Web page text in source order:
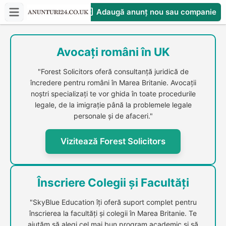
Adaugă anunț nou sau companie
CompaniesS
Avocați români în UK
"Forest Solicitors oferă consultanță juridică de
încredere pentru români în Marea Britanie. Avocații
noștri specializați te vor ghida în toate procedurile
legale, de la imigrație până la problemele legale
personale și de afaceri."
Vizitează Forest Solicitors
Înscriere Colegii și Facultăți
"SkyBlue Education îți oferă suport complet pentru
înscrierea la facultăți și colegii în Marea Britanie. Te
ajutăm să alegi cel mai bun program academic și să